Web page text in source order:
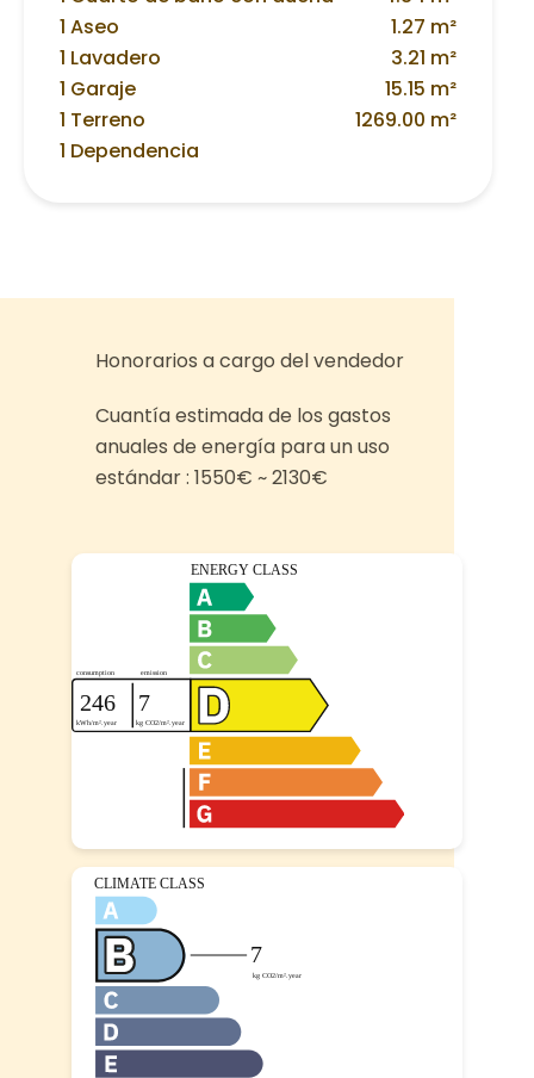
1 Aseo
1.27 m²
1 Lavadero
3.21 m²
1 Garaje
15.15 m²
1 Terreno
1269.00 m²
1 Dependencia
Honorarios a cargo del vendedor
Cuantía estimada de los gastos
anuales de energía para un uso
estándar : 1550€ ~ 2130€